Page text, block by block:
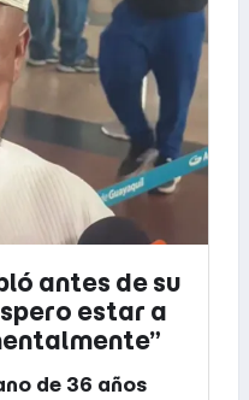
antes de su
estar a
de 36 años